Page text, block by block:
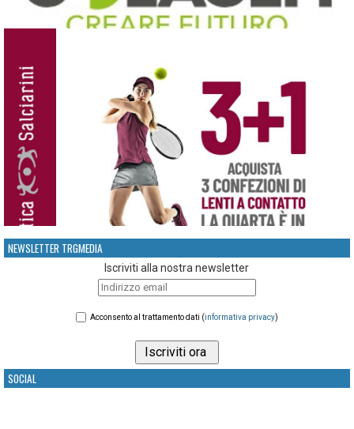
NEWSLETTER TRGMEDIA
Iscriviti alla nostra newsletter
Acconsento al trattamento dati (informativa privacy)
SOCIAL